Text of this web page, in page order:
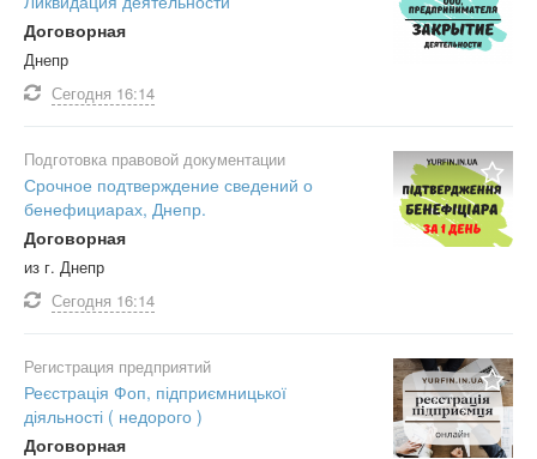
Договорная
Днепр
Сегодня 16:14
Подготовка правовой документации
Срочное подтверждение сведений о
бенефициарах, Днепр.
Договорная
из г. Днепр
Сегодня 16:14
Регистрация предприятий
Реєстрація Фоп, підприємницької
діяльності ( недорого )
Договорная